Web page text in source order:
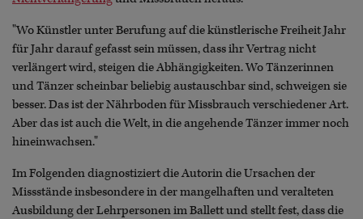
"Wo Künstler unter Berufung auf die künstlerische Freiheit Jahr
für Jahr darauf gefasst sein müssen, dass ihr Vertrag nicht
verlängert wird, steigen die Abhängigkeiten. Wo Tänzerinnen
und Tänzer scheinbar beliebig austauschbar sind, schweigen sie
besser. Das ist der Nährboden für Missbrauch verschiedener Art.
Aber das ist auch die Welt, in die angehende Tänzer immer noch
hineinwachsen."
Im Folgenden diagnostiziert die Autorin die Ursachen der
Missstände insbesondere in der mangelhaften und veralteten
Ausbildung der Lehrpersonen im Ballett und stellt fest, dass die